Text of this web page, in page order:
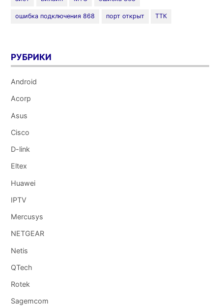
ошибка подключения 868 порт открыт ТТК
РУБРИКИ
Android
Acorp
Asus
Cisco
D-link
Eltex
Huawei
IPTV
Mercusys
NETGEAR
Netis
QTech
Rotek
Sagemcom